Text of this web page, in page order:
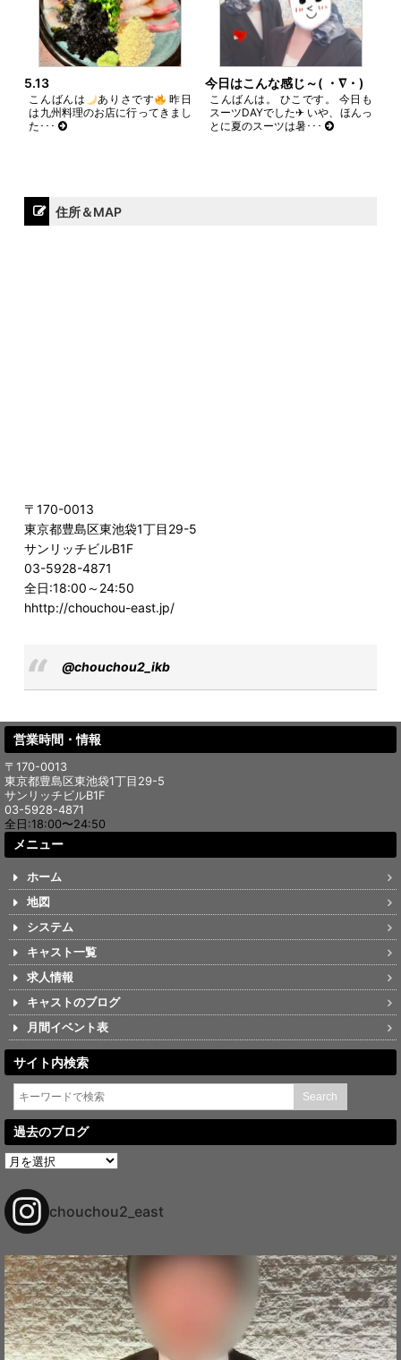
5.13
こんばんは ありさです
昨日
は九州料理のお店に行ってきまし
た･･･
今日はこんな感じ～( ・∇・)
こんばんは。 ひこです。 今日も
スーツDAYでした✈︎ いや、ほんっ
とに夏のスーツは暑･･･
住所＆MAP
〒170-0013
東京都豊島区東池袋1丁目29-5
サンリッチビルB1F
03-5928-4871
全日:18:00～24:50
hhttp://chouchou-east.jp/
@chouchou2_ikb
営業時間・情報
〒170-0013
東京都豊島区東池袋1丁目29-5
サンリッチビルB1F
03-5928-4871
全日:18:00〜24:50
メニュー
ホーム
地図
システム
キャスト一覧
求人情報
キャストのブログ
月間イベント表
サイト内検索
過去のブログ
過
去
ブ
ロ
グ
chouchou2_east